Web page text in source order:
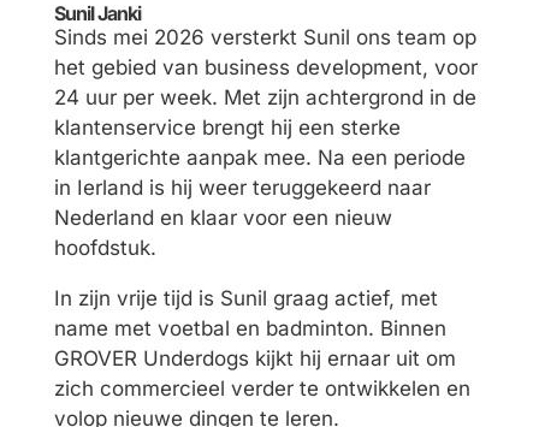
Sunil Janki
Sinds mei 2026 versterkt Sunil ons team op
het gebied van business development, voor
24 uur per week. Met zijn achtergrond in de
klantenservice brengt hij een sterke
klantgerichte aanpak mee. Na een periode
in Ierland is hij weer teruggekeerd naar
Nederland en klaar voor een nieuw
hoofdstuk.
In zijn vrije tijd is Sunil graag actief, met
name met voetbal en badminton. Binnen
GROVER Underdogs kijkt hij ernaar uit om
zich commercieel verder te ontwikkelen en
volop nieuwe dingen te leren.